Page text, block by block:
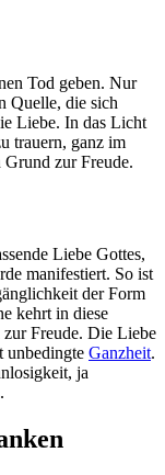
Tod geben. Nur
Quelle, die sich
Liebe. In das Licht
trauern, ganz im
Grund zur Freude.
Liebe Gottes,
manifestiert. So ist
der Form
kehrt in diese
Freude. Die Liebe
unbedingte Ganzheit.
ja